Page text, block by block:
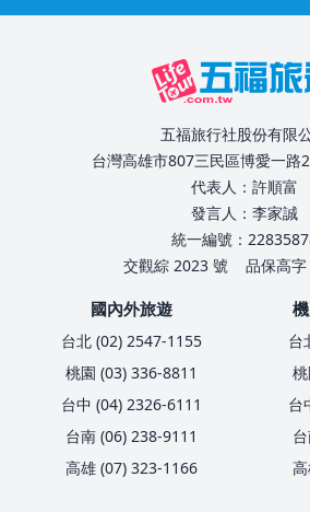
五福旅行社股份有限
台灣高雄市807三民區博愛一路
代表人：許順富
發言人：李家誠
統一編號：
交觀綜 2023 號
品保高
國內外旅遊
台北 (02) 2547-1155
桃園 (03) 336-8811
台中 (04) 2326-6111
台南 (06) 238-9111
高雄 (07) 323-1166
台
台